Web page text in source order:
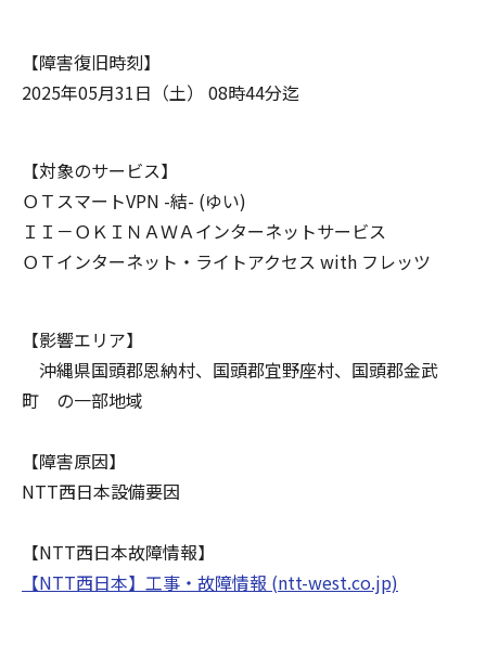
【障害復旧時刻】
2025年05月31日（土） 08時44分迄
【対象のサービス】
ＯＴスマートVPN -結- (ゆい)
ＩＩ－ＯＫＩＮＡＷＡインターネットサービス
ＯＴインターネット・ライトアクセス with フレッツ
【影響エリア】
沖縄県国頭郡恩納村、国頭郡宜野座村、国頭郡金武
町 の一部地域
【障害原因】
NTT西日本設備要因
【NTT西日本故障情報】
【NTT西日本】工事・故障情報 (ntt-west.co.jp)